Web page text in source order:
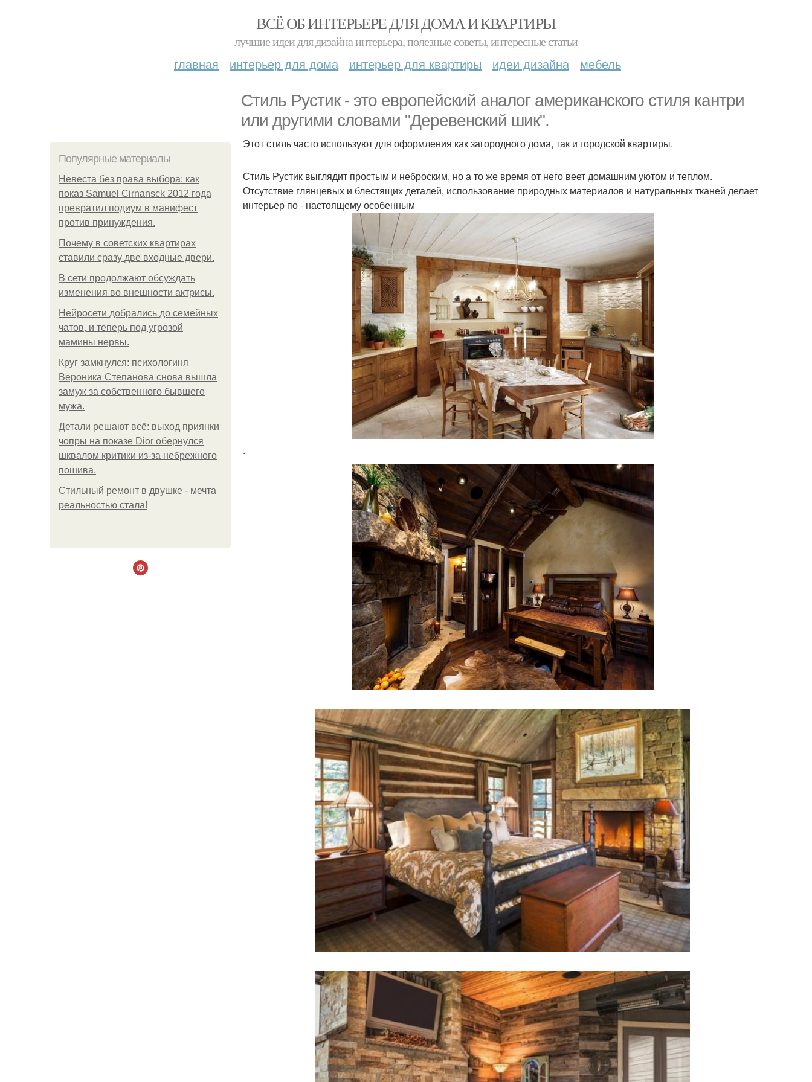
ВСЁ ОБ ИНТЕРЬЕРЕ ДЛЯ ДОМА И КВАРТИРЫ
лучшие идеи для дизайна интерьера, полезные советы, интересные статьи
главная интерьер для дома интерьер для квартиры идеи дизайна мебель
Стиль Рустик - это европейский аналог американского стиля кантри
или другими словами "Деревенский шик".
Популярные материалы
Невеста без права выбора: как
показ Samuel Cirnansck 2012 года
превратил подиум в манифест
против принуждения.
Почему в советских квартирах
ставили сразу две входные двери.
В сети продолжают обсуждать
изменения во внешности актрисы.
Нейросети добрались до семейных
чатов, и теперь под угрозой
мамины нервы.
Круг замкнулся: психологиня
Вероника Степанова снова вышла
замуж за собственного бывшего
мужа.
Детали решают всё: выход приянки
чопры на показе Dior обернулся
шквалом критики из-за небрежного
пошива.
Стильный ремонт в двушке - мечта
реальностью стала!
Этот стиль часто используют для оформления как загородного дома, так и городской квартиры.
Стиль Рустик выглядит простым и неброским, но а то же время от него веет домашним уютом и теплом.
Отсутствие глянцевых и блестящих деталей, использование природных материалов и натуральных тканей делает
интерьер по - настоящему особенным
.